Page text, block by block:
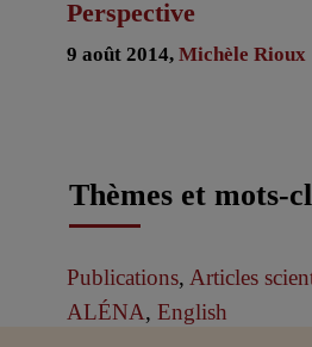
Perspective
9 août 2014, Michèle Rioux
Thèmes et mots-
Publications, Articles
ALÉNA, English